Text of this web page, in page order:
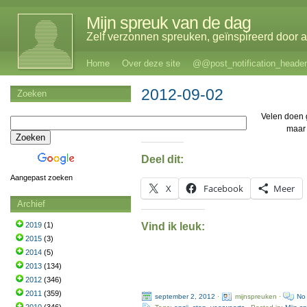
Mijn spreuk van de dag
Zelf verzonnen spreuken, geïnspireerd door
Home Over deze site @@post_notification_header
2012-09-02
Velen
Deel dit:
X Facebook Meer
Vind ik leuk:
september 2, 2012 · mijnspreuken ·
No
Zoeken
Aangepast zoeken
Archief
2019 (1)
2015 (3)
2014 (5)
2013 (134)
2012 (346)
2011 (359)